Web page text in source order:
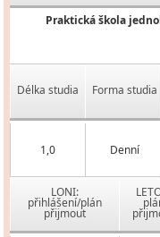
Praktická škola
Délka studia Forma studia
1,0 Denní
LONI:
přihlášení/plán
přijmout